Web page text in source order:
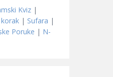
Kviz |
| Sufara |
Poruke | N-